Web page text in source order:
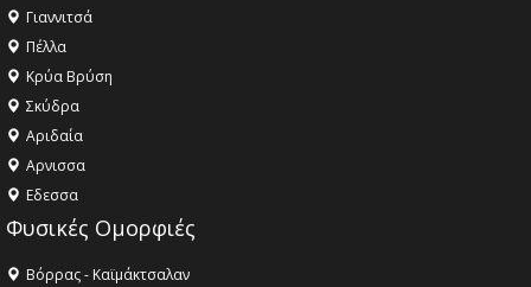
Γιαννιτσά
Πέλλα
Κρύα Βρύση
Σκύδρα
Αριδαία
Aρνισσα
Eδεσσα
Φυσικές Ομορφιές
Βόρρας - Καϊμάκτσαλαν